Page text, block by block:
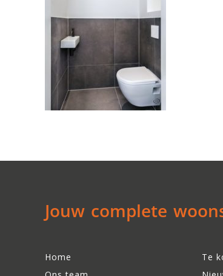
Jouw complete
Home Te